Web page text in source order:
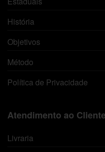
História
Objetivos
Método
Política de Privacidade
Atendimento ao Cliente
Livraria